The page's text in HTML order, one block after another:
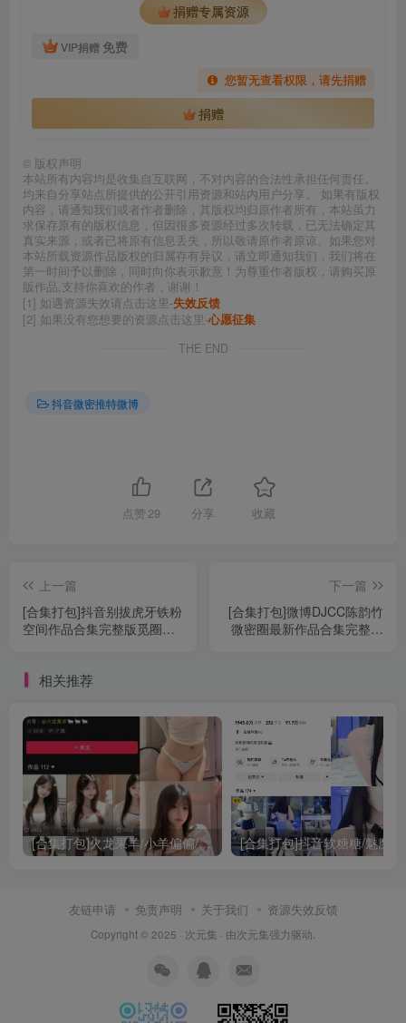
捐赠专属资源
VIP捐赠 免费
您暂无查看权限，请先捐赠
捐赠
© 版权声明
本站所有内容均是收集自互联网，不对内容的合法性承担任何责任。
均来自分享站点所提供的公开引用资源和站内用户分享。 如果有版权
内容，请通知我们或者作者删除，其版权均归原作者所有，本站虽力
求保存原有的版权信息，但因很多资源经过多次转载，已无法确定其
真实来源，或者已将原有信息丢失，所以敬请原作者原谅。如果您对
本站所载资源作品版权的归属存有异议，请立即通知我们，我们将在
第一时间予以删除，同时向你表示歉意！为尊重作者版权，请购买原
版作品,支持你喜欢的作者，谢谢！
[1] 如遇资源失效请点击这里-失效反馈
[2] 如果没有您想要的资源点击这里-心愿征集
THE END
抖音微密推特微博
点赞 29 分享 收藏
上一篇
[合集打包]抖音别拔虎牙铁粉
空间作品合集完整版觅圈作
下一篇
[合集打包]微博DJCC陈韵竹
微密圈最新作品合集完整版
相关推荐
[合集打包]火龙果羊/小羊偏偏/小羊弹弹/小羊铁铁微密圈照片视频觅圈合集打包下载+持续更新
友链申请 免责声明 关于我们 资源失效反馈
Copyright © 2025 · 次元集 · 由次元集强力驱动.